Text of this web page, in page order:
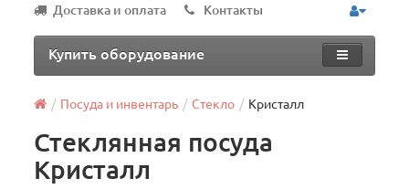
Доставка и оплата
Контакты
Купить оборудование
Посуда и инвентарь Стеклo Кристалл
Стеклянная посуда
Кристалл